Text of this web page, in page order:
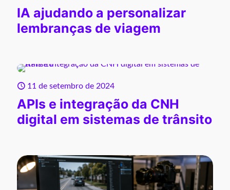
IA ajudando a personalizar
lembranças de viagem
11 de setembro de 2024
APIs e integração da CNH
digital em sistemas de trânsito